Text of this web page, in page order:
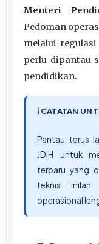
Menteri
Pedoman
melalui
perlu dipantau
pendidikan.
ℹ️ CATATAN
Pantau terus
JDIH untuk
terbaru yang
teknis inilah
operasional